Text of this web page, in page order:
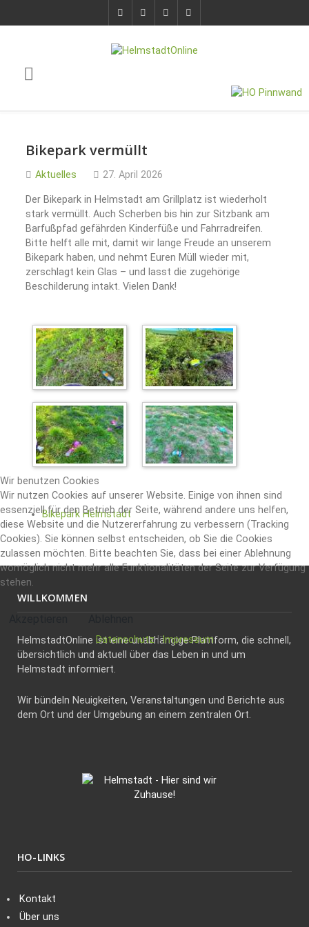
Bikepark vermüllt
Aktuelles 27. April 2026
Der Bikepark in Helmstadt am Grillplatz ist wiederholt
stark vermüllt. Auch Scherben bis hin zur Sitzbank am
Barfußpfad gefährden Kinderfüße und Fahrradreifen.
Bitte helft alle mit, damit wir lange Freude an unserem
Bikepark haben, und nehmt Euren Müll wieder mit,
zerschlagt kein Glas – und lasst die zugehörige
Beschilderung intakt. Vielen Dank!
Bikepark Helmstadt
WILLKOMMEN
HelmstadtOnline ist eine unabhängige Plattform, die schnell,
übersichtlich und aktuell über das Leben in und um
Helmstadt informiert.
Wir bündeln Neuigkeiten, Veranstaltungen und Berichte aus
dem Ort und der Umgebung an einem zentralen Ort.
HO-LINKS
Kontakt
Über uns
Wir benutzen Cookies
Wir nutzen Cookies auf unserer Website. Einige von ihnen sind
essenziell für den Betrieb der Seite, während andere uns helfen,
diese Website und die Nutzererfahrung zu verbessern (Tracking
Cookies). Sie können selbst entscheiden, ob Sie die Cookies
zulassen möchten. Bitte beachten Sie, dass bei einer Ablehnung
womöglich nicht mehr alle Funktionalitäten der Seite zur Verfügung
stehen.
Datenschutz|Impressum